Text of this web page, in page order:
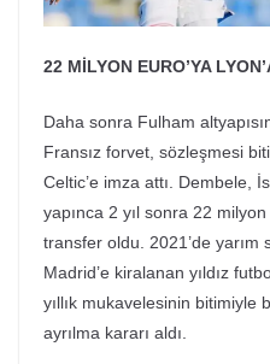
22 MİLYON EURO’YA
Daha sonra Fulham
Fransız forvet, sözleşmesi
Celtic’e imza attı. Dembele,
yapınca 2 yıl sonra 22 milyon
transfer oldu. 2021’de yarım
Madrid’e kiralanan yıldız
yıllık mukavelesinin bitimiyle
ayrılma kararı aldı.